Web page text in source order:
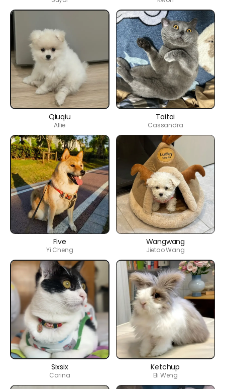
Qiuqiu
Allie
Taitai
Cassandra
Five
Yi Cheng
Wangwang
Jietao Wang
Sixsix
Carina
Ketchup
Eli Weng